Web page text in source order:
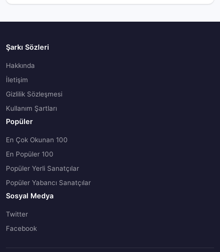
Şarkı Sözleri
Hakkında
İletişim
Gizlilik Sözleşmesi
Kullanım Şartları
Popüler
En Çok Okunan 100
En Popüler 100
Popüler Yerli Sanatçılar
Popüler Yabancı Sanatçılar
Sosyal Medya
Twitter
Facebook